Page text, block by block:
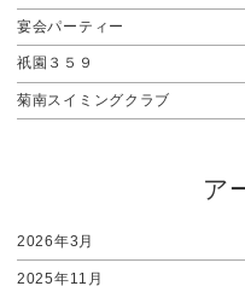
宴会パーティー
祇園３５９
菊南スイミングクラブ
ア
2026年3月
2025年11月